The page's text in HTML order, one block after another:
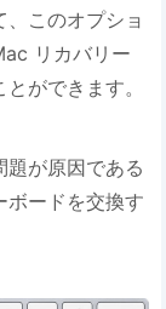
このオプショ
リカバリー
ができます。
が原因である
ボードを交換す